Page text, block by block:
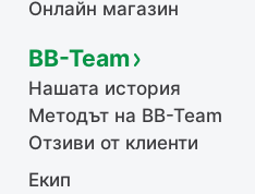
Онлайн магазин
BB-Team
Нашата история
Методът на BB-Team
Отзиви от клиенти
Екип